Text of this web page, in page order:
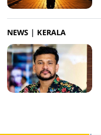
NEWS KERALA